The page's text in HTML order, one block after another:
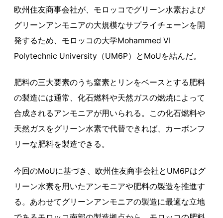
欧州住友商事会社が、モロッコでグリーン水素および
グリーンアンモニアの大規模なサプライチェーンを開
発するため、モロッコの大学Mohammed VI
Polytechnic University（UM6P）とMoUを結んだ。
肥料の三大要素のうち窒素とリンをベースとする肥料
の製造には通常、化石燃料や天然ガスの燃焼によって
合成されるアンモニアが用いられる。この化石燃料や
天然ガスをグリーン水素で代替できれば、カーボンフ
リーな肥料を製造できる。
今回のMoUに基づき、欧州住友商事会社とUM6Pはグ
リーン水素を用いたアンモニアや肥料の製造を推進す
る。あわせてグリーンアンモニアの製造に最適な立地